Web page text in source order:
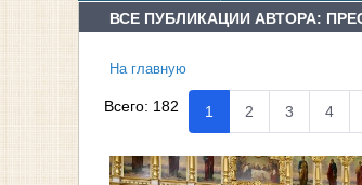
ВСЕ ПУБЛИКАЦИИ АВТОРА:
На главную
Всего: 182 1 2 3 4